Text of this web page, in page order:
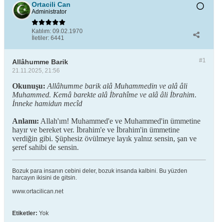
Ortacili Can
Administrator
Katılım: 09.02.1970
İletiler: 6441
#1
Allâhumme Barik
21.11.2025, 21:56
Okunuşu: Allâhumme barik alâ Muhammedin ve alâ âli
Muhammed. Kemâ barekte alâ İbrahîme ve alâ âli İbrahim.
İnneke hamidun mecîd
Anlamı: Allah'ım! Muhammed'e ve Muhammed'in ümmetine
hayır ve bereket ver. İbrahim'e ve İbrahim'in ümmetine
verdiğin gibi. Şüphesiz övülmeye layık yalnız sensin, şan ve
şeref sahibi de sensin.
Bozuk para insanın cebini deler, bozuk insanda kalbini. Bu yüzden
harcayın ikisini de gitsin.
www.ortacilican.net
Etiketler: Yok